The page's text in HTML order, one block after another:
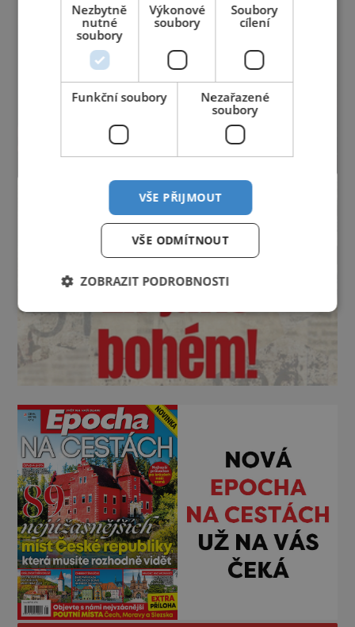
Nezbytně
nutné
soubory
Výkonové
soubory
Soubory
cílení
Funkční soubory
Nezařazené
soubory
VŠE PŘIJMOUT
VŠE ODMÍTNOUT
ZOBRAZIT PODROBNOSTI